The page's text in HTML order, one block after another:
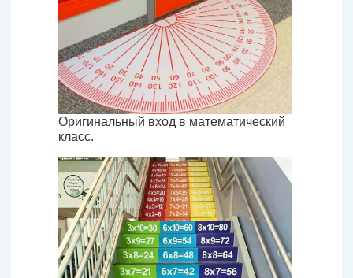
Оригинальный вход в математический
класс.